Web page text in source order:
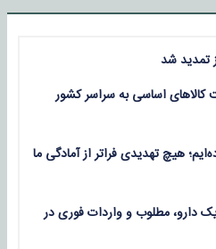
تمدید شد
کالاهای اساسی به سراسر کشور
هیچ تهدیدی فراتر از آمادگی ما
دارو، مطلوب و واردات فوری در